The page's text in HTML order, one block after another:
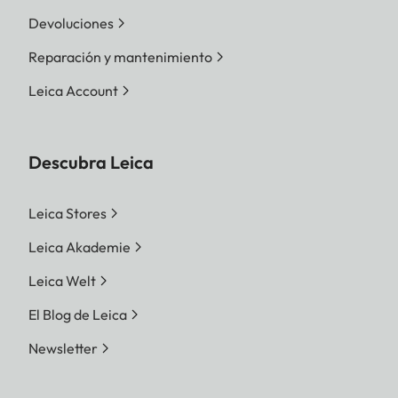
Devoluciones
Reparación y mantenimiento
Leica Account
Descubra Leica
Leica Stores
Leica Akademie
Leica Welt
El Blog de Leica
Newsletter